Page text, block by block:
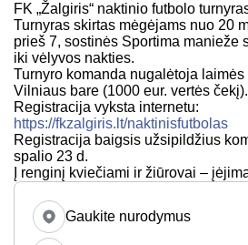
FK „Žalgiris“ naktinio futbolo
Turnyras skirtas mėgėjams nuo 20
prieš 7, sostinės Sportima manieže
iki vėlyvos nakties.
Turnyro komanda nugalėtoja
Vilniaus bare (1000 eur. vertės čekį).
Registracija vyksta internetu:
https://fkzalgiris.lt/naktinisfutbolas
Registracija baigsis užsipildžius
spalio 23 d.
Į renginį kviečiami ir žiūrovai –
Gaukite nurodymus